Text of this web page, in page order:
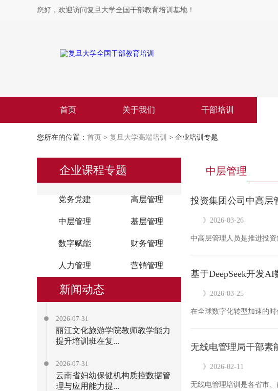
您好，欢迎访问复旦大学全国干部教育培训基地！
首页 关于我们 干部培训
您所在的位置： 首页 > 复旦大学高端培训 > 企业培训专题
中层管理
投资集团公司中高层
》2026-03-26
基于DeepSeek开发
》2026-03-25
无线电管理局干部素
》2026-02-11
企业课程专题
党务党建 高层管理
中层管理 基层管理
数字赋能 财务管理
人力管理 营销管理
新闻动态
2026-07-31
丽江文化旅游学院教师教学能力
提升培训班在复...
2026-07-31
云南省妇幼保健机构质控数据管
理与应用能力提...